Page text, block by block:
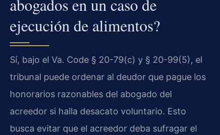
abogados en un caso de
ejecución de alimentos?
Sí, bajo el Va. Code § 20-79(c) y § 20-99(5), el
tribunal puede ordenar al deudor que pague los
honorarios razonables del abogado del
acreedor si halla desacato voluntario. Esto
busca evitar que el acreedor deba sufragar el